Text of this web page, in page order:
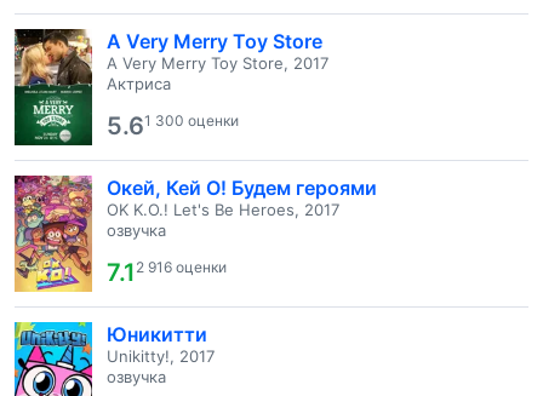
A Very Merry Toy Store
A Very Merry Toy Store, 2017
Актриса
5.61 300 оценки
Окей, Кей О! Будем героями
OK K.O.! Let's Be Heroes, 2017
озвучка
7.1 2 916 оценки
Юникитти
Unikitty!, 2017
озвучка